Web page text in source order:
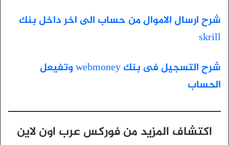
شرح ارسال الاموال من حساب الى اخر داخل بنك
skrill
شرح التسجيل فى بنك webmoney وتفيعل
الحساب
اكتشاف المزيد من فوركس عرب اون لاين